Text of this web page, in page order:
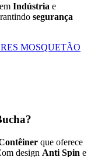
Indústria e
segurança
MOSQUETÃO
que oferece
design Anti Spin e